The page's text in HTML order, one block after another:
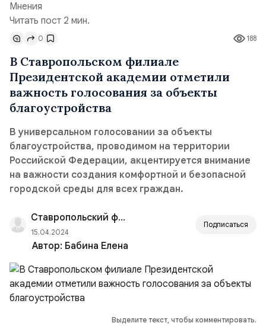
Мнения
Читать пост 2 мин.
188
0
В Ставропольском филиале
Президентской академии отметили
важность голосования за объекты
благоустройства
В универсальном голосовании за объекты
благоустройства, проводимом на территории
Российской Федерации, акцентируется внимание
на важности создания комфортной и безопасной
городской среды для всех граждан.
Ставропольский филиал РАНХиГС
15.04.2024
Подписаться
Автор: Бабина Елена
Выделите текст, чтобы комментировать.